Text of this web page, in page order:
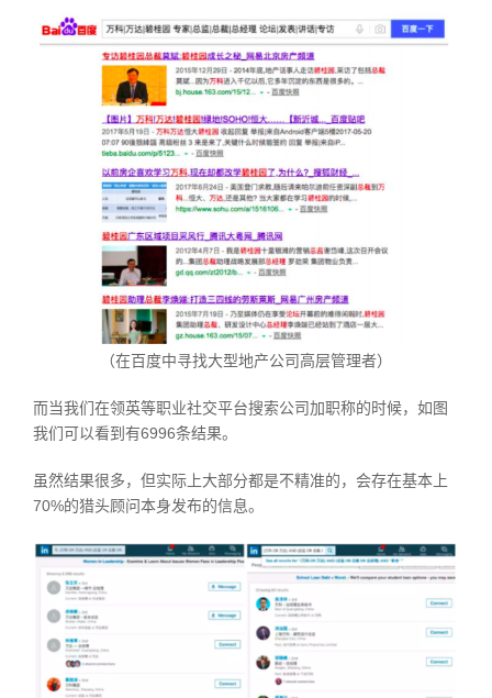
（在百度中寻找大型地产公司高层管理者）
而当我们在领英等职业社交平台搜索公司加职称的时候，如图
我们可以看到有6996条结果。
虽然结果很多，但实际上大部分都是不精准的，会存在基本上
70%的猎头顾问本身发布的信息。